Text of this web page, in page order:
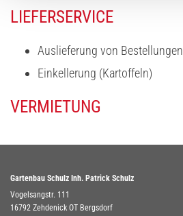
LIEFERSERVICE
Auslieferung von Bestellungen
Einkellerung (Kartoffeln)
VERMIETUNG
Gartenbau Schulz Inh. Patrick Schulz
Vogelsangstr. 111
16792 Zehdenick OT Bergsdorf